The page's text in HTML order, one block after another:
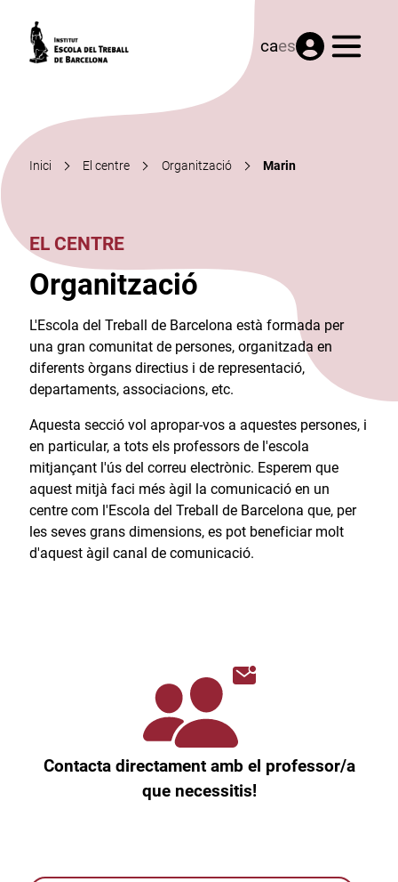
caes Menú
Inici El centre Organització Marin
EL CENTRE
Organització
L'Escola del Treball de Barcelona està formada per
una gran comunitat de persones, organitzada en
diferents òrgans directius i de representació,
departaments, associacions, etc.​
Aquesta secció vol apropar-vos a aquestes persones, i
en particular, a tots els professors de l'escola
mitjançant l'ús del correu electrònic. Esperem que
aquest mitjà faci més àgil la comunicació en un
centre com l'Escola del Treball de Barcelona que, per
les seves grans dimensions, es pot beneficiar molt
d'aquest àgil canal de comunicació.​
Contacta directament amb el professor/a
que necessitis!